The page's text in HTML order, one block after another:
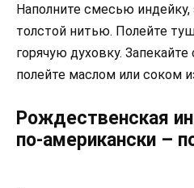
Наполните смесью
толстой нитью. Полейте
горячую духовку. Запекайте
полейте маслом или соком
Рождественская
по-американски –